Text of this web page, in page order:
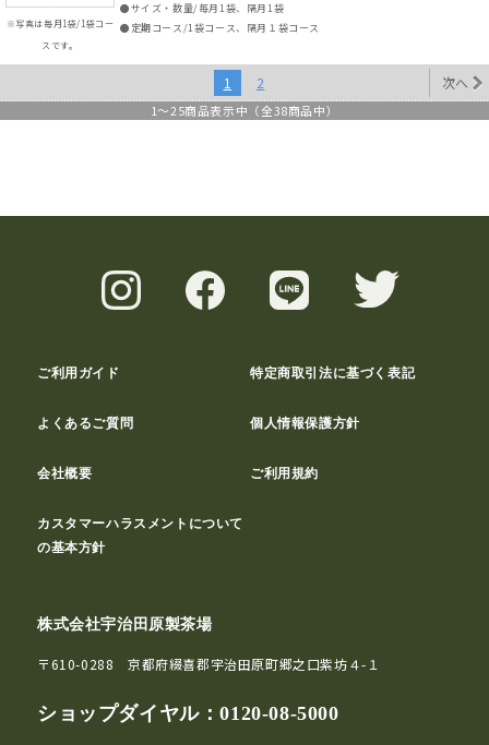
※写真は毎月1袋/1袋コー
スです。
●サイズ・数量/毎月1袋、隔月1袋
●定期コース/1袋コース、隔月１袋コース
1 2 次へ
1～25商品表示中（全38商品中）
ご利用ガイド 特定商取引法に基づく表記
よくあるご質問 個人情報保護方針
会社概要 ご利用規約
カスタマーハラスメントについて
の基本方針
株式会社宇治田原製茶場
〒610-0288 京都府綴喜郡宇治田原町郷之口紫坊４-１
ショップダイヤル：0120-08-5000